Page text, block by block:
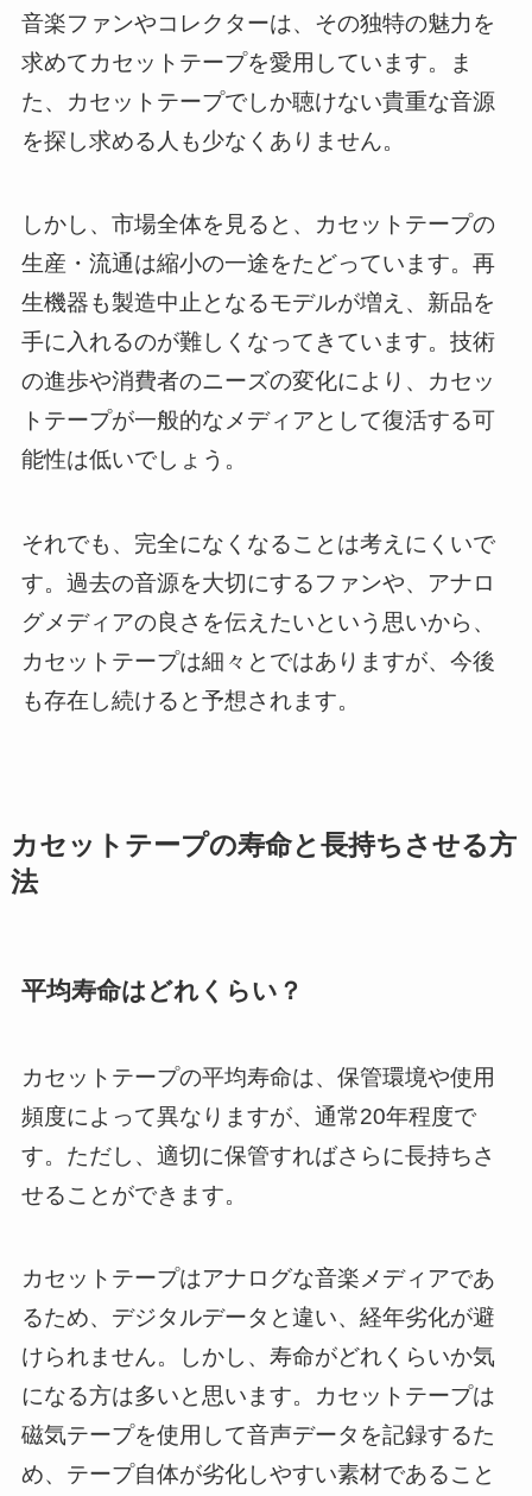
音楽ファンやコレクターは、その独特の魅力を
求めてカセットテープを愛用しています。ま
た、カセットテープでしか聴けない貴重な音源
を探し求める人も少なくありません。
しかし、市場全体を見ると、カセットテープの
生産・流通は縮小の一途をたどっています。再
生機器も製造中止となるモデルが増え、新品を
手に入れるのが難しくなってきています。技術
の進歩や消費者のニーズの変化により、カセッ
トテープが一般的なメディアとして復活する可
能性は低いでしょう。
それでも、完全になくなることは考えにくいで
す。過去の音源を大切にするファンや、アナロ
グメディアの良さを伝えたいという思いから、
カセットテープは細々とではありますが、今後
も存在し続けると予想されます。
カセットテープの寿命と長持ちさせる方
法
平均寿命はどれくらい？
カセットテープの平均寿命は、保管環境や使用
頻度によって異なりますが、通常20年程度で
す。ただし、適切に保管すればさらに長持ちさ
せることができます。
カセットテープはアナログな音楽メディアであ
るため、デジタルデータと違い、経年劣化が避
けられません。しかし、寿命がどれくらいか気
になる方は多いと思います。カセットテープは
磁気テープを使用して音声データを記録するた
め、テープ自体が劣化しやすい素材であること